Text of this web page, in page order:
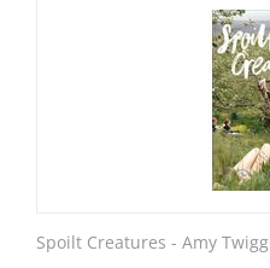
Spoilt Creatures - Amy Twigg